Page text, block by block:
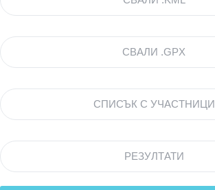
СВАЛИ .GPX
СПИСЪК С УЧАСТНИЦИ
РЕЗУЛТАТИ